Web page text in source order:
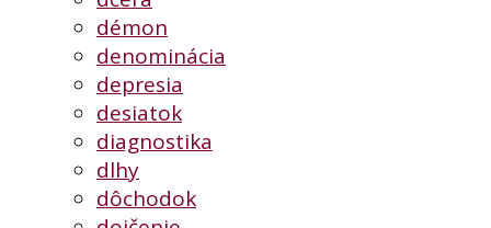
démon
denominácia
depresia
desiatok
diagnostika
dlhy
dôchodok